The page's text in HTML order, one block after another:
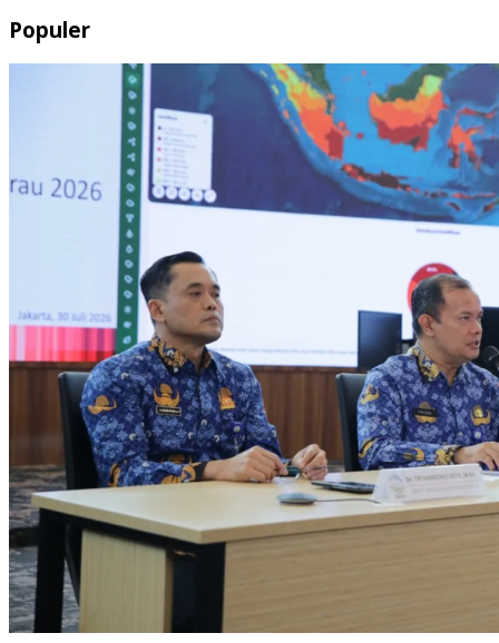
Populer